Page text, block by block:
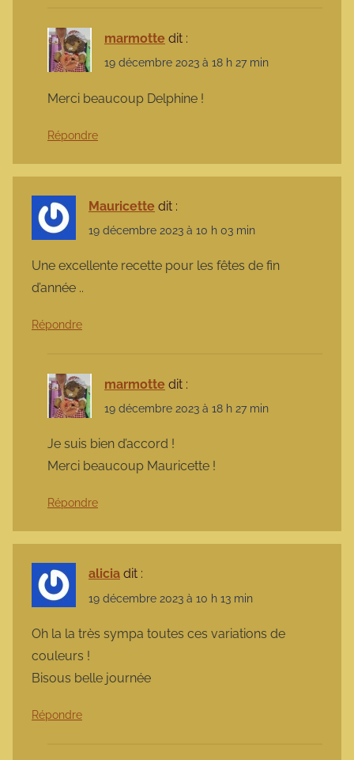
marmotte dit :
19 décembre 2023 à 18 h 27 min
Merci beaucoup Delphine !
Répondre
Mauricette dit :
19 décembre 2023 à 10 h 03 min
Une excellente recette pour les fêtes de fin
d’année ..
Répondre
marmotte dit :
19 décembre 2023 à 18 h 27 min
Je suis bien d’accord !
Merci beaucoup Mauricette !
Répondre
alicia dit :
19 décembre 2023 à 10 h 13 min
Oh la la très sympa toutes ces variations de
couleurs !
Bisous belle journée
Répondre